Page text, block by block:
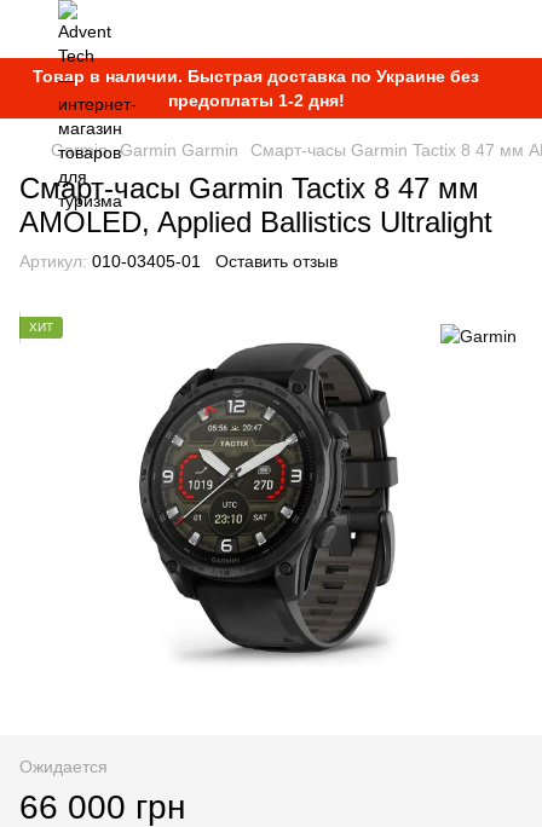
Товар в наличии. Быстрая доставка по Украине без
предоплаты 1-2 дня!
Garmin Garmin Garmin Смарт-часы Garmin Tactix 8 47 мм
Смарт-часы Garmin Tactix 8 47 мм
AMOLED, Applied Ballistics Ultralight
Артикул: 010-03405-01 Оставить отзыв
ХИТ
Ожидается
66 000 грн